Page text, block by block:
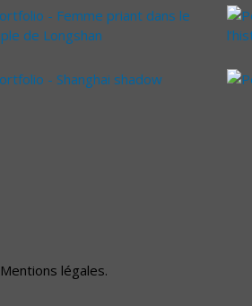
Mentions légales.